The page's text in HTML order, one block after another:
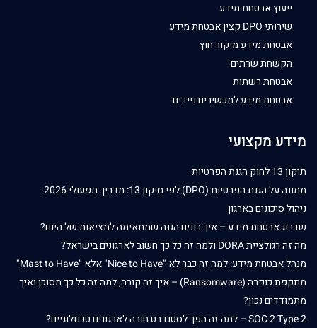
ייעוץ אבטחת מידע
שירותי DPO קצין אבטחת מידע
אבטחת מידע מיקור חוץ
הקשחת שרתים
אבטחת רשתות
אבטחת מידע למכשירים ניידים
מידע מקצועי
תיקון 13 לחוק הגנת הפרטיות
ממונה על הגנת הפרטיות (DPO) לפי תיקון 13: מדריך תפעולי 2026
ניהול סיכונים בארגון
שדרוג אבטחת מידע – איך בונים הגנה שמתאימה למציאות של היום?
מה זה רגולציית DORA ולמה זה כל כך חשוב לארגונים בישראל?
מנהל אבטחת מידע: למה זה כבר לא "Nice to Have" אלא "Mast to Have"
מתקפת כופרה (Ransomware) – איך זה קורה, למה זה כל כך מסוכן ואיך
מתמודדים נכון?
SOC 2 Type 2 – למה זה הפך לסטנדרט חובה לארגונים טכנולוגיים?